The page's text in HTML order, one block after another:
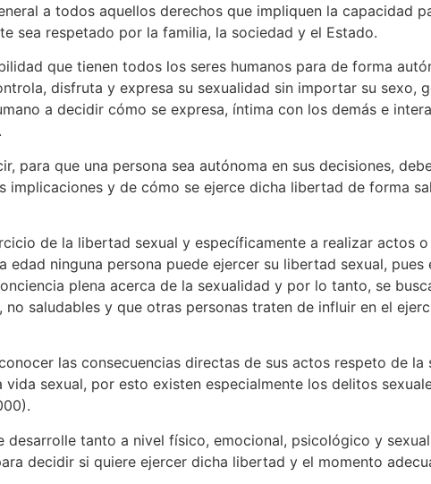
a todos aquellos derechos que impliquen la capacidad
sea respetado por la familia, la sociedad y el Estado.
que tienen todos los seres humanos para de forma
disfruta y expresa su sexualidad sin importar su sexo,
a decidir cómo se expresa, íntima con los demás e
para que una persona sea autónoma en sus decisiones,
y de cómo se ejerce dicha libertad de forma
de la libertad sexual y específicamente a realizar actos
ninguna persona puede ejercer su libertad sexual, pues
plena acerca de la sexualidad y por lo tanto, se
saludables y que otras personas traten de influir en el
las consecuencias directas de sus actos respeto de la
sexual, por esto existen especialmente los delitos
tanto a nivel físico, emocional, psicológico y
decidir si quiere ejercer dicha libertad y el momento